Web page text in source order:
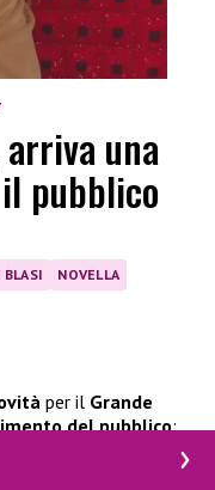
una
pubblico
BLASI
NOVELLA
per il Grande
del pubblico: